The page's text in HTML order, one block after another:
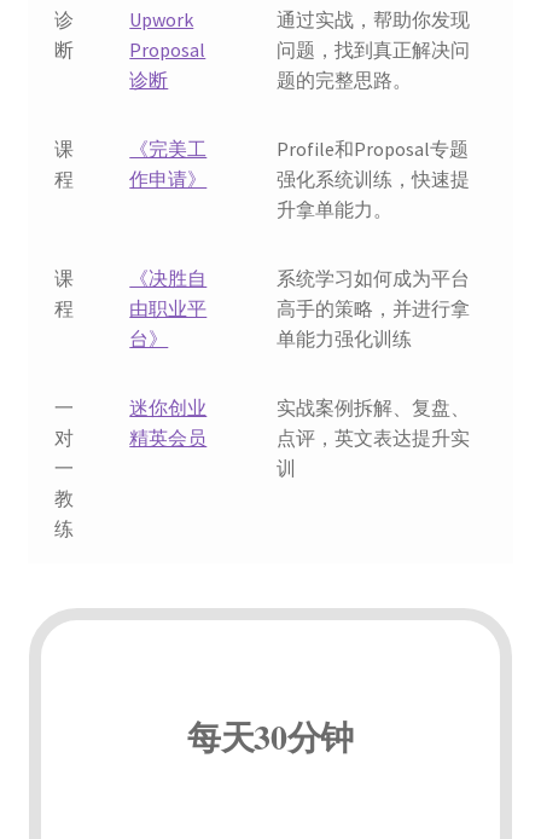
诊
断
Upwork
Proposal
诊断
通过实战，帮助你发现
问题，找到真正解决问
题的完整思路。
课
程
《完美工
作申请》
Profile和Proposal专题
强化系统训练，快速提
升拿单能力。
课
程
《决胜自
由职业平
台》
系统学习如何成为平台
高手的策略，并进行拿
单能力强化训练
一
对
一
教
练
迷你创业
精英会员
实战案例拆解、复盘、
点评，英文表达提升实
训
每天30分钟